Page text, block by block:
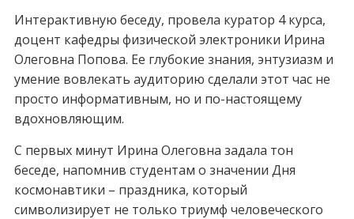
Интерактивную беседу, провела куратор 4 курса,
доцент кафедры физической электроники Ирина
Олеговна Попова. Ее глубокие знания, энтузиазм и
умение вовлекать аудиторию сделали этот час не
просто информативным, но и по-настоящему
вдохновляющим.
С первых минут Ирина Олеговна задала тон
беседе, напомнив студентам о значении Дня
космонавтики – праздника, который
символизирует не только триумф человеческого